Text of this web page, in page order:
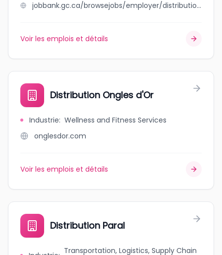
jobbank.gc.ca/browsejobs/employer/distribution+olivia+inc/ca
Voir les emplois et détails
Distribution Ongles d'Or
Industrie: Wellness and Fitness Services
onglesdor.com
Voir les emplois et détails
Distribution Paral
Transportation, Logistics, Supply Chain